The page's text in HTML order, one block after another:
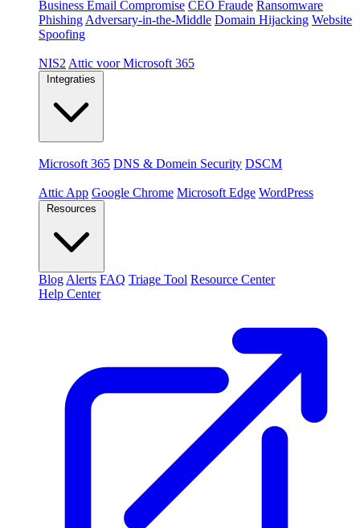
Business Email Compromise CEO Fraude Ransomware
Phishing Adversary-in-the-Middle Domain Hijacking Website
Spoofing
NIS2 Attic voor Microsoft 365
Microsoft 365 DNS & Domein Security DSCM
Attic App Google Chrome Microsoft Edge WordPress
Blog Alerts FAQ Triage Tool Resource Center
Help Center